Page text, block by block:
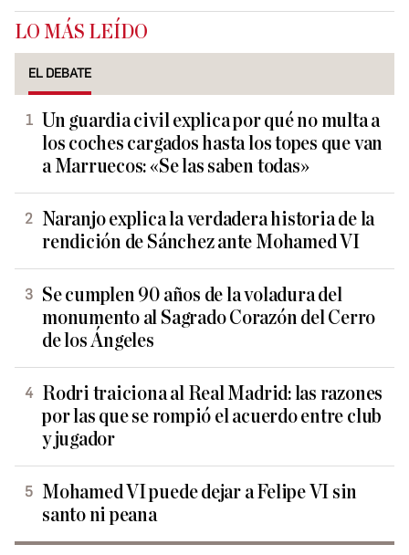
LO MÁS LEÍDO
EL DEBATE
Un guardia civil explica por qué no multa a
los coches cargados hasta los topes que van
a Marruecos: «Se las saben todas»
Naranjo explica la verdadera historia de la
rendición de Sánchez ante Mohamed VI
Se cumplen 90 años de la voladura del
monumento al Sagrado Corazón del Cerro
de los Ángeles
Rodri traiciona al Real Madrid: las razones
por las que se rompió el acuerdo entre club
y jugador
Mohamed VI puede dejar a Felipe VI sin
santo ni peana